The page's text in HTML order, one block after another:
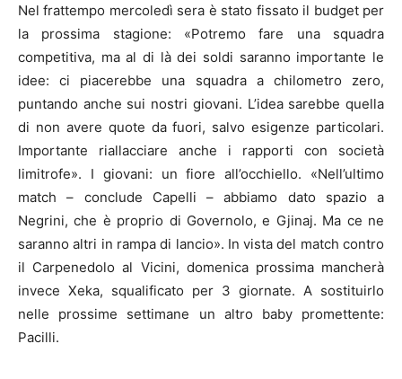
Nel frattempo mercoledì sera è stato fissato il budget per
la prossima stagione: «Potremo fare una squadra
competitiva, ma al di là dei soldi saranno importante le
idee: ci piacerebbe una squadra a chilometro zero,
puntando anche sui nostri giovani. L’idea sarebbe quella
di non avere quote da fuori, salvo esigenze particolari.
Importante riallacciare anche i rapporti con società
limitrofe». I giovani: un fiore all’occhiello. «Nell’ultimo
match – conclude Capelli – abbiamo dato spazio a
Negrini, che è proprio di Governolo, e Gjinaj. Ma ce ne
saranno altri in rampa di lancio». In vista del match contro
il Carpenedolo al Vicini, domenica prossima mancherà
invece Xeka, squalificato per 3 giornate. A sostituirlo
nelle prossime settimane un altro baby promettente:
Pacilli.